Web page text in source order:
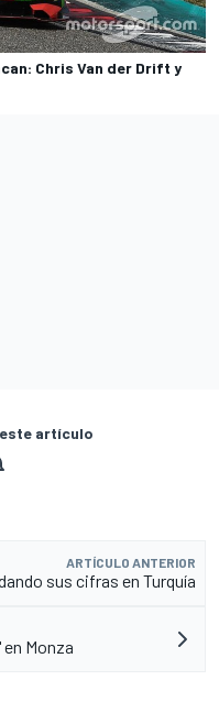
Chris Van der Drift y
artículo
ARTÍCULO ANTERIOR
sus cifras en Turquía
Monza